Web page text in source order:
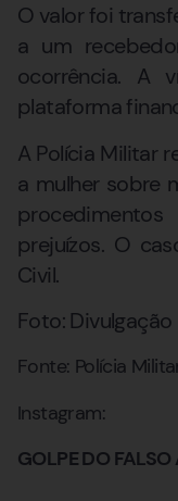
O valor foi
a um
ocorrência. A
plataforma
A Polícia Militar
a mulher sobre
prejuízos. O
Civil.
Foto: Divulgação
Fonte: Polícia
Instagram:
GOLPE DO